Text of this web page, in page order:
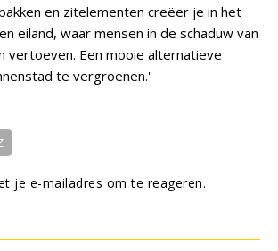
en zitelementen creëer je in het
eiland, waar mensen in de schaduw van
vertoeven. Een mooie alternatieve
te vergroenen.'
e-mailadres om te reageren.